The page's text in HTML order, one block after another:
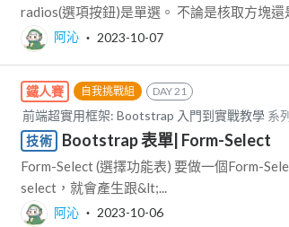
radios(選項按鈕)是單選。 不論是核取方塊還
阿沁 ‧ 2023-10-07
鐵人賽 自我挑戰組 DAY 21
前端超實用框架: Bootstrap 入門到實戰教學 系
技術
Bootstrap 表單| Form-Select
Form-Select (選擇功能表) 要做一個Form-
select，就會產生跟&lt;...
阿沁 ‧ 2023-10-06